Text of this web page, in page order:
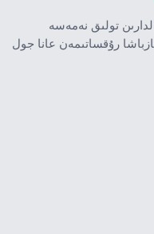
تولىق نەمەسە
رۇقساتىمەن عانا جول